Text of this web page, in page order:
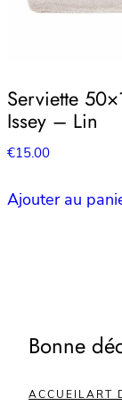
Serviette
Issey – Lin
€15.00
Ajouter au
Bonne
ACCUEILART